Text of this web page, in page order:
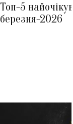
Топ-5
березня-2026